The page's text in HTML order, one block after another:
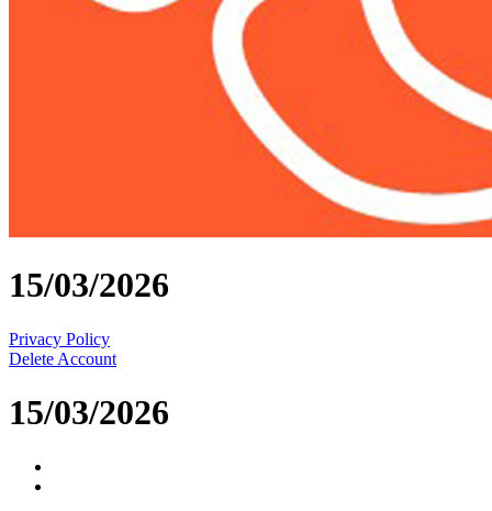
15/03/2026
Privacy Policy
Delete Account
15/03/2026